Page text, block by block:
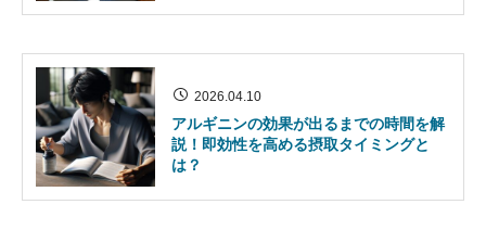
2026.04.10
アルギニンの効果が出るまでの時間を解
説！即効性を高める摂取タイミングと
は？